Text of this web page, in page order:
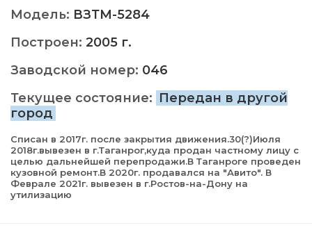
Модель: ВЗТМ-5284
Построен: 2005 г.
Заводской номер: 046
Текущее состояние: Передан в другой
город
Списан в 2017г. после закрытия движения.30(?)Июля
2018г.вывезен в г.Таганрог,куда продан частному лицу с
целью дальнейшей перепродажи.В Таганроге проведен
кузовной ремонт.В 2020г. продавался на "Авито". В
Феврале 2021г. вывезен в г.Ростов-на-Дону на
утилизацию